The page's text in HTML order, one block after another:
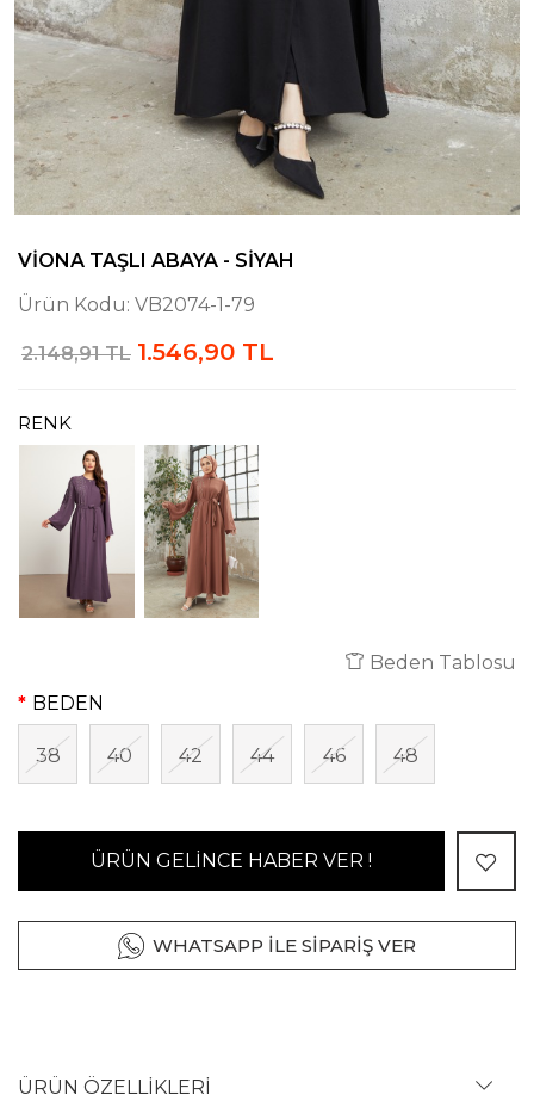
VIONA TAŞLI ABAYA - SIYAH
Ürün Kodu: VB2074-1-79
2.148,91 TL 1.546,90 TL
RENK
Beden Tablosu
BEDEN
38 40 42 44 46 48
ÜRÜN GELİNCE HABER VER !
WHATSAPP İLE SİPARİŞ VER
ÜRÜN ÖZELLİKLERİ